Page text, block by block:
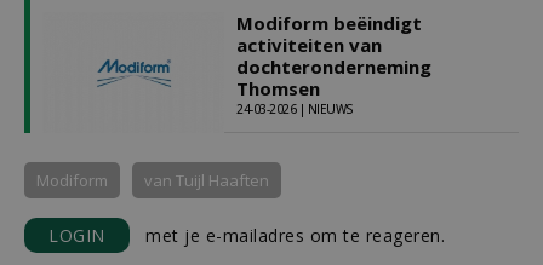
Modiform beëindigt
activiteiten van
dochteronderneming
Thomsen
24-03-2026 | NIEUWS
Modiform van Tuijl Haaften
LOGIN met je e-mailadres om te reageren.